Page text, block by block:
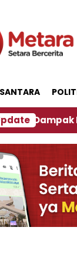
El Nino,